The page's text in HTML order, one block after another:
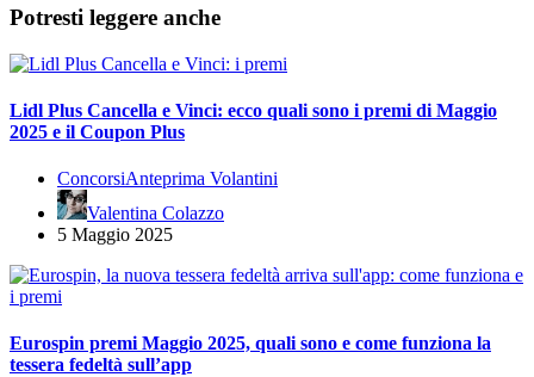
Potresti leggere anche
Lidl Plus Cancella e Vinci: ecco quali sono i premi di Maggio
2025 e il Coupon Plus
ConcorsiAnteprima Volantini
Valentina Colazzo
5 Maggio 2025
Eurospin premi Maggio 2025, quali sono e come funziona la
tessera fedeltà sull’app